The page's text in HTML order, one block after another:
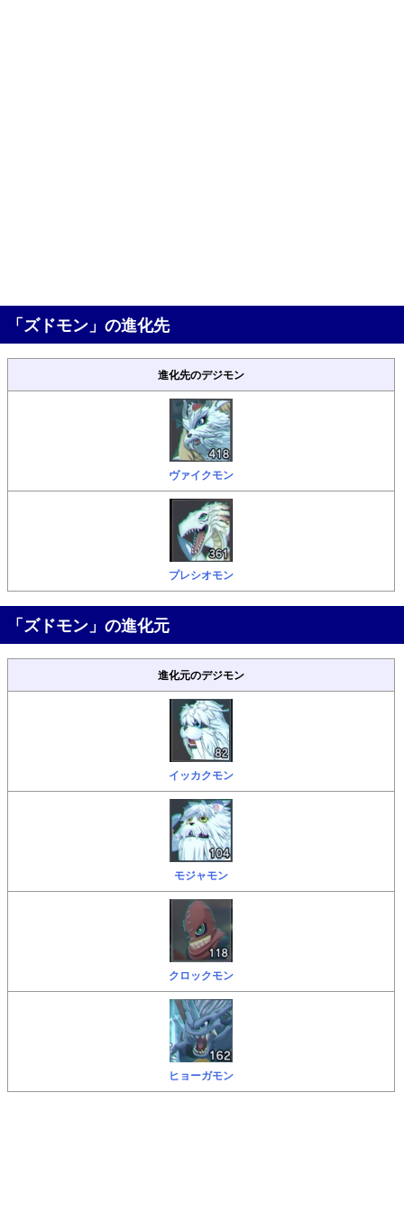
「ズドモン」の進化先
進化先のデジモン
ヴァイクモン
プレシオモン
「ズドモン」の進化元
進化元のデジモン
イッカクモン
モジャモン
クロックモン
ヒョーガモン